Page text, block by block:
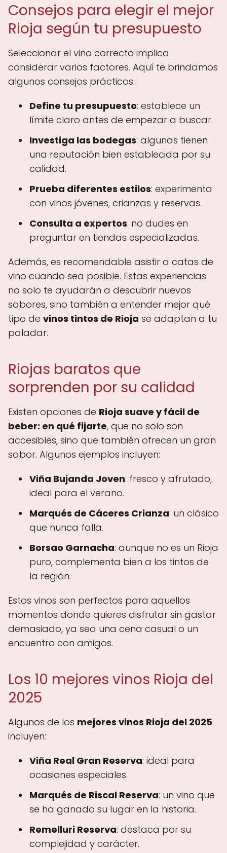
Consejos para elegir el mejor
Rioja según tu presupuesto
Seleccionar el vino correcto implica
considerar varios factores. Aquí te brindamos
algunos consejos prácticos:
Define tu presupuesto: establece un
límite claro antes de empezar a buscar.
Investiga las bodegas: algunas tienen
una reputación bien establecida por su
calidad.
Prueba diferentes estilos: experimenta
con vinos jóvenes, crianzas y reservas.
Consulta a expertos: no dudes en
preguntar en tiendas especializadas.
Además, es recomendable asistir a catas de
vino cuando sea posible. Estas experiencias
no solo te ayudarán a descubrir nuevos
sabores, sino también a entender mejor qué
tipo de vinos tintos de Rioja se adaptan a tu
paladar.
Riojas baratos que
sorprenden por su calidad
Existen opciones de Rioja suave y fácil de
beber: en qué fijarte, que no solo son
accesibles, sino que también ofrecen un gran
sabor. Algunos ejemplos incluyen:
Viña Bujanda Joven: fresco y afrutado,
ideal para el verano.
Marqués de Cáceres Crianza: un clásico
que nunca falla.
Borsao Garnacha: aunque no es un Rioja
puro, complementa bien a los tintos de
la región.
Estos vinos son perfectos para aquellos
momentos donde quieres disfrutar sin gastar
demasiado, ya sea una cena casual o un
encuentro con amigos.
Los 10 mejores vinos Rioja del
2025
Algunos de los mejores vinos Rioja del 2025
incluyen:
Viña Real Gran Reserva: ideal para
ocasiones especiales.
Marqués de Riscal Reserva: un vino que
se ha ganado su lugar en la historia.
Remelluri Reserva: destaca por su
complejidad y carácter.